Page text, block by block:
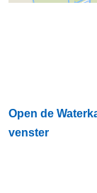
Open de
venster